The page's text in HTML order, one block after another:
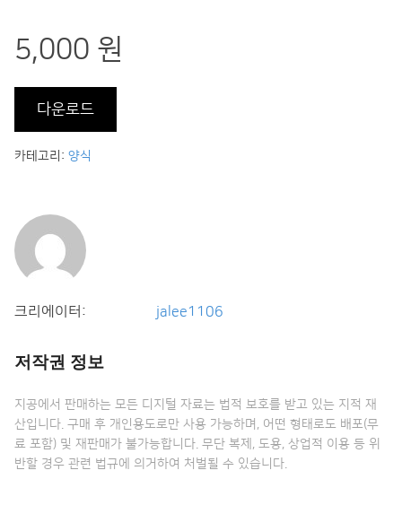
5,000 원
다운로드
카테고리: 양식
크리에이터: jalee1106
저작권 정보
지공에서 판매하는 모든 디지털 자료는 법적 보호를 받고 있는 지적 재
산입니다. 구매 후 개인용도로만 사용 가능하며, 어떤 형태로도 배포(무
료 포함) 및 재판매가 불가능합니다. 무단 복제, 도용, 상업적 이용 등 위
반할 경우 관련 법규에 의거하여 처벌될 수 있습니다.